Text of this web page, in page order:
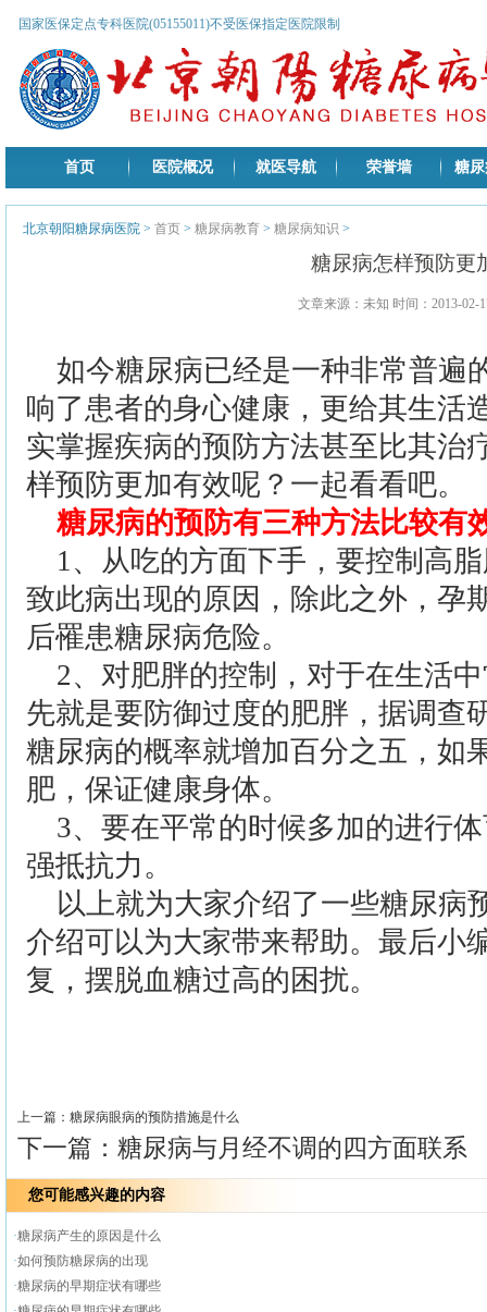
国家医保定点专科医院(05155011)不受医保指定医院限制
首页 医院概况 就医导航 荣誉墙 糖
北京朝阳糖尿病医院 > 首页 > 糖尿病教育 > 糖尿病知识 >
糖尿病怎样预防更
文章来源：未知 时间：2013-02-
如今糖尿病已经是一种非常普遍
响了患者的身心健康，更给其生活
实掌握疾病的预防方法甚至比其治
样预防更加有效呢？一起看看吧。
糖尿病的预防有三种方法比较有
1、从吃的方面下手，要控制高
致此病出现的原因，除此之外，孕
后罹患糖尿病危险。
2、对肥胖的控制，对于在生活
先就是要防御过度的肥胖，据调查
糖尿病的概率就增加百分之五，如
肥，保证健康身体。
3、要在平常的时候多加的进行
强抵抗力。
以上就为大家介绍了一些糖尿病
介绍可以为大家带来帮助。最后小
复，摆脱血糖过高的困扰。
上一篇： 糖尿病眼病的预防措施是什么
下一篇： 糖尿病与月经不调的四方面联系
您可能感兴趣的内容
·糖尿病产生的原因是什么
·如何预防糖尿病的出现
·糖尿病的早期症状有哪些